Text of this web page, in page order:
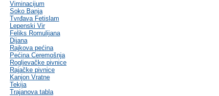
Viminacijum
Soko Banja
Tvrđava Fetislam
Lepenski Vir
Feliks Romulijana
Dijana
Rajkova pećina
Pećina Ceremošnja
Rogljevačke pivnice
Rajačke pivnice
Kanjon Vratne
Tekija
Trajanova tabla